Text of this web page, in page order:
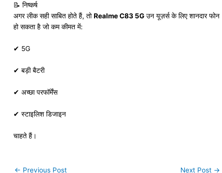
📝 निष्कर्ष
अगर लीक सही साबित होते हैं, तोRealme C83 5G उन यूज़र्स के लिए शानदार फोन
हो सकता है जो कम कीमत में:
✔ 5G
✔ बड़ी बैटरी
✔ अच्छा परफॉर्मेंस
✔ स्टाइलिश डिजाइन
चाहते हैं।
← Previous Post Next Post →